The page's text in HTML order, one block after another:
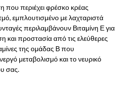
που περιέχει φρέσκο κρέας
εμπλουτισμένο με λαχταριστά
περιλαμβάνουν Βιταμίνη Ε για
και προστασία από τις ελεύθερες
της ομάδας Β που
μεταβολισμό και το νευρικό
σας.